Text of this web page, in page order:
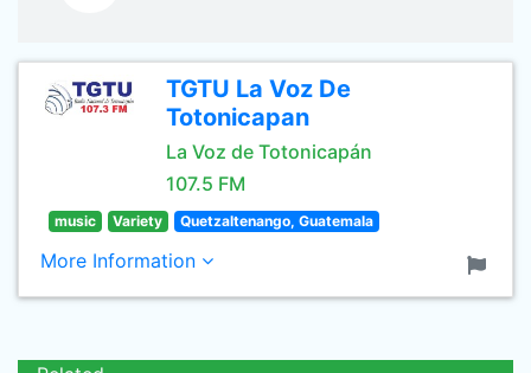
TGTU La Voz De
Totonicapan
La Voz de Totonicapán
107.5 FM
music Variety Quetzaltenango, Guatemala
More Information